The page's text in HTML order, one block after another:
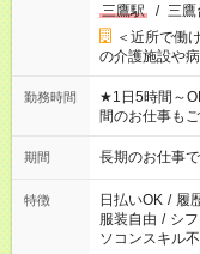
三鷹駅
/ 三鷹
＜近所で働
の介護施設や
勤務時間
★1日5時間～
間のお仕事も
庭の都合でお
週最低15時間
期間 長期のお仕事
特徴 日払いOK / 履
服装自由 / シ
ソコンスキル